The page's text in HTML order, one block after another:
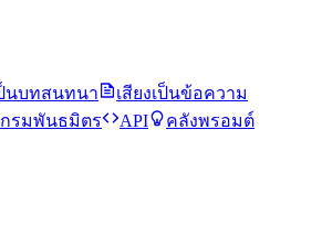
นบทสนทนา
เสียงเป็นข้อความ
รมพันธมิตร API
คลังพรอมต์